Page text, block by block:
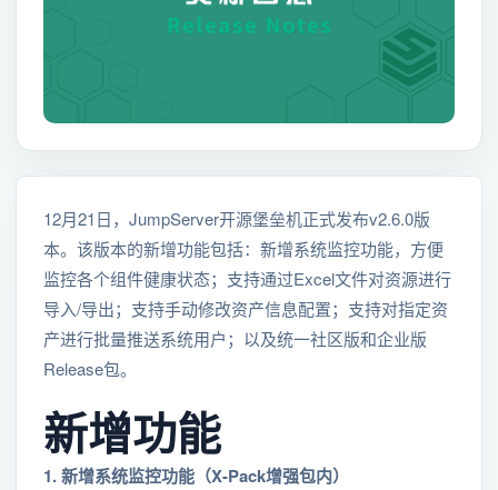
12月21日，JumpServer开源堡垒机正式发布v2.6.0版
本。该版本的新增功能包括：新增系统监控功能，方便
监控各个组件健康状态；支持通过Excel文件对资源进行
导入/导出；支持手动修改资产信息配置；支持对指定资
产进行批量推送系统用户；以及统一社区版和企业版
Release包。
新增功能
1. 新增系统监控功能（X-Pack增强包内）